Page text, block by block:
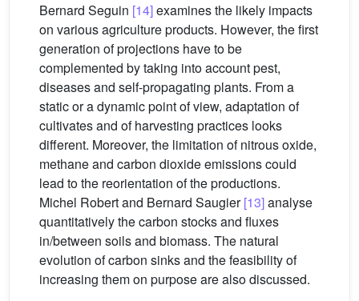
Bernard Seguin [14]examines the likely impacts
on various agriculture products. However, the first
generation of projections have to be
complemented by taking into account pest,
diseases and self-propagating plants. From a
static or a dynamic point of view, adaptation of
cultivates and of harvesting practices looks
different. Moreover, the limitation of nitrous oxide,
methane and carbon dioxide emissions could
lead to the reorientation of the productions.
Michel Robert and Bernard Saugier[13]analyse
quantitatively the carbon stocks and fluxes
in/between soils and biomass. The natural
evolution of carbon sinks and the feasibility of
increasing them on purpose are also discussed.